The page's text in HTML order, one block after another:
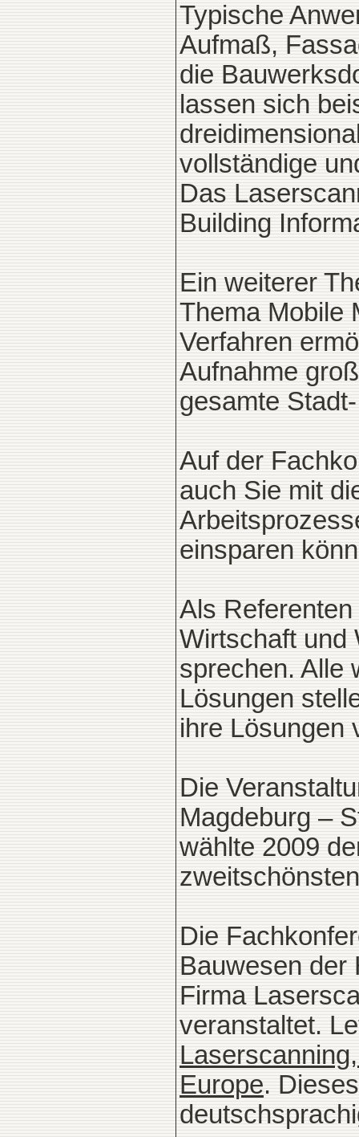
Typische
Aufmaß,
die
lassen sich
vollständige
Das
Building
Ein weiterer
Thema Mobile
Verfahren
Aufnahme
gesamte
Auf der
auch Sie mit
einsparen
Als
Wirtschaft und
sprechen. Alle
Lösungen
ihre Lösungen
Die
Magdeburg –
wählte 2009
Die
Bauwesen der
Firma
veranstaltet.
Europe.